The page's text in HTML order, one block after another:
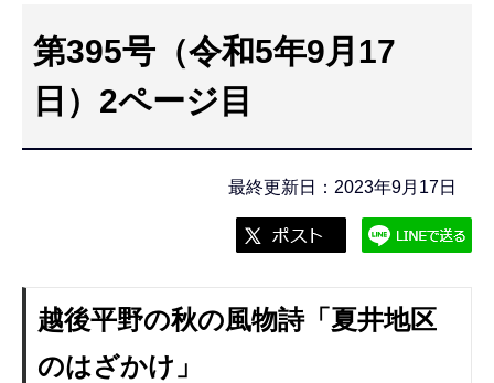
第395号（令和5年9月17
日）2ページ目
最終更新日：2023年9月17日
越後平野の秋の風物詩「夏井地区
のはざかけ」